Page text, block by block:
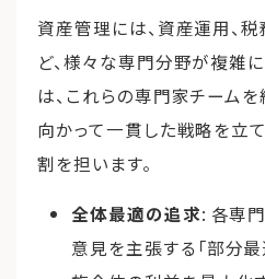
資産管理には、資産運用、
ど、様々な専門分野が複雑
は、これらの専門家チーム
向かって一貫した戦略を立
割を担います。
全体最適の追求: 各専
意見を主張する「部分最